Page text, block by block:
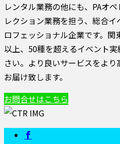
レンタル業務の他にも、PAオ
レクション業務を担う、総合
ロフェッショナル企業です。
以上、50種を超えるイベント
さい。より良いサービスをよ
お届け致します。
お問合せはこちら